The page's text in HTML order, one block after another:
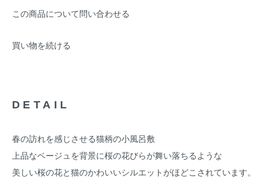
この商品について問い合わせる
買い物を続ける
DETAIL
春の訪れを感じさせる猫柄の小風呂敷
上品なベージュを背景に桜の花びらが舞い落ちるような
美しい桜の花と猫のかわいいシルエットがほどこされています。